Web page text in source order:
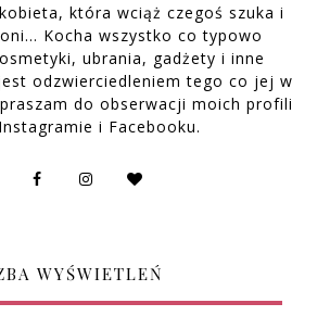
która wciąż czegoś szuka i
Kocha wszystko co typowo
ubrania, gadżety i inne
odzwierciedleniem tego co jej w
do obserwacji moich profili
i Facebooku.
WYŚWIETLEŃ